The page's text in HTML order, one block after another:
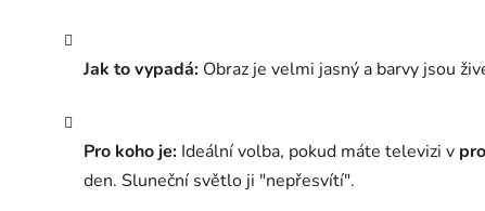
Jak to vypadá: Obraz je velmi jasný a barvy jsou
Pro koho je: Ideální volba, pokud máte televizi v
den. Sluneční světlo ji "nepřesvítí".